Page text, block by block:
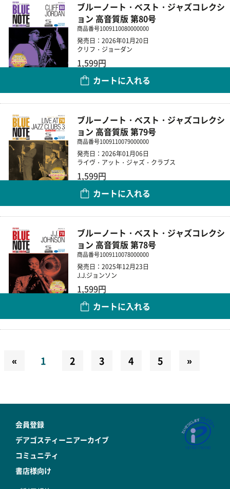
ブルーノート・ベスト・ジャズコレクシ
ョン 高音質版 第80号
商品番号1009110080000000
発売日：2026年01月20日
クリフ・ジョーダン
1,599円
カートに入れる
ブルーノート・ベスト・ジャズコレクシ
ョン 高音質版 第79号
商品番号1009110079000000
発売日：2026年01月06日
ライヴ・アット・ジャズ・クラブス
1,599円
カートに入れる
ブルーノート・ベスト・ジャズコレクシ
ョン 高音質版 第78号
商品番号1009110078000000
発売日：2025年12月23日
J.J.ジョンソン
1,599円
カートに入れる
« 1 2 3 4 5 »
会員登録
デアゴスティーニアーカイブ
コミュニティ
書店様向け